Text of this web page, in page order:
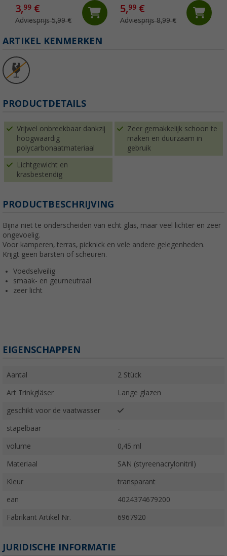
3,99 €
Adviesprijs 5,99 €
5,99€
Adviesprijs 8,99 €
ARTIKEL KENMERKEN
PRODUCTDETAILS
Vrijwel onbreekbaar dankzij
hoogwaardig
polycarbonaatmateriaal
Zeer gemakkelijk schoon te
maken en duurzaam in
gebruik
Lichtgewicht en
krasbestendig
PRODUCTBESCHRIJVING
Bijna niet te onderscheiden van echt glas, maar veel lichter en zeer
ongevoelig.
Voor kamperen, terras, picknick en vele andere gelegenheden.
Krijgt geen barsten of scheuren.
Voedselveilig
smaak- en geurneutraal
zeer licht
EIGENSCHAPPEN
Aantal 2 Stück
Art Trinkgläser Lange glazen
geschikt voor de vaatwasser
stapelbaar -
volume 0,45 ml
Materiaal SAN (styreenacrylonitril)
Kleur transparant
ean 4024374679200
Fabrikant Artikel Nr. 6967920
JURIDISCHE INFORMATIE